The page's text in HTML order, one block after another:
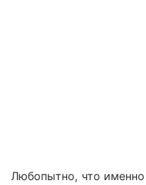
Любопытно, что